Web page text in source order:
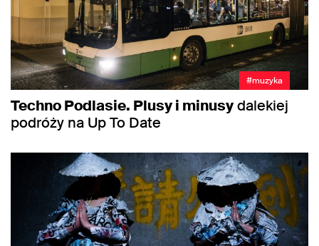
#muzyka
Techno Podlasie. Plusy i minusydalekiej
podróży na Up To Date